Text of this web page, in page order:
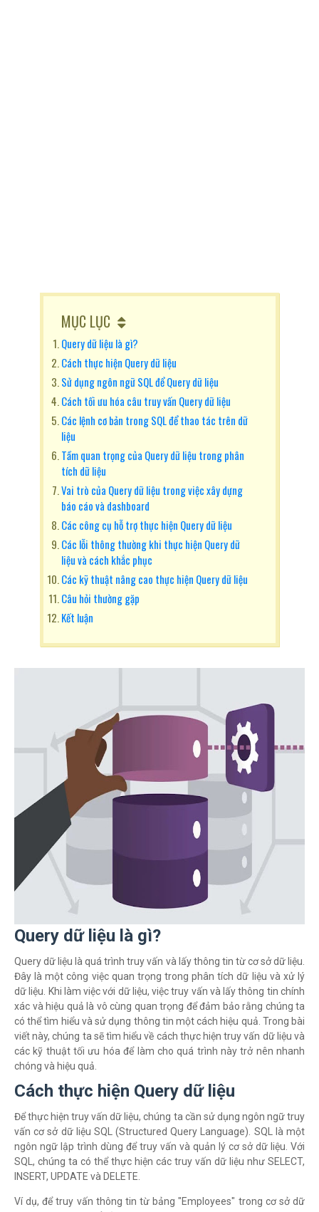
MỤC LỤC
Query dữ liệu là gì?
Cách thực hiện Query dữ liệu
Sử dụng ngôn ngữ SQL để Query dữ liệu
Cách tối ưu hóa câu truy vấn Query dữ liệu
Các lệnh cơ bản trong SQL để thao tác trên dữ
liệu
Tầm quan trọng của Query dữ liệu trong phân
tích dữ liệu
Vai trò của Query dữ liệu trong việc xây dựng
báo cáo và dashboard
Các công cụ hỗ trợ thực hiện Query dữ liệu
Các lỗi thông thường khi thực hiện Query dữ
liệu và cách khắc phục
Các kỹ thuật nâng cao thực hiện Query dữ liệu
Câu hỏi thường gặp
Kết luận
Query dữ liệu là gì?
Query dữ liệu là quá trình truy vấn và lấy thông tin từ cơ sở dữ liệu.
Đây là một công việc quan trọng trong phân tích dữ liệu và xử lý
dữ liệu. Khi làm việc với dữ liệu, việc truy vấn và lấy thông tin chính
xác và hiệu quả là vô cùng quan trọng để đảm bảo rằng chúng ta
có thể tìm hiểu và sử dụng thông tin một cách hiệu quả. Trong bài
viết này, chúng ta sẽ tìm hiểu về cách thực hiện truy vấn dữ liệu và
các kỹ thuật tối ưu hóa để làm cho quá trình này trở nên nhanh
chóng và hiệu quả.
Cách thực hiện Query dữ liệu
Để thực hiện truy vấn dữ liệu, chúng ta cần sử dụng ngôn ngữ truy
vấn cơ sở dữ liệu SQL (Structured Query Language). SQL là một
ngôn ngữ lập trình dùng để truy vấn và quản lý cơ sở dữ liệu. Với
SQL, chúng ta có thể thực hiện các truy vấn dữ liệu như SELECT,
INSERT, UPDATE và DELETE.
Ví dụ, để truy vấn thông tin từ bảng "Employees" trong cơ sở dữ